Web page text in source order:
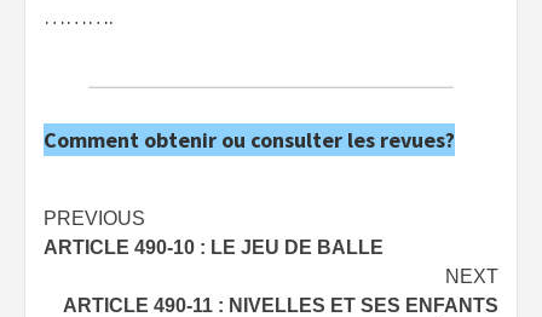
……….
Comment obtenir ou consulter les revues?
Post
navigation
PREVIOUS
ARTICLE 490-10 : LE JEU DE BALLE
NEXT
ARTICLE 490-11 : NIVELLES ET SES ENFANTS